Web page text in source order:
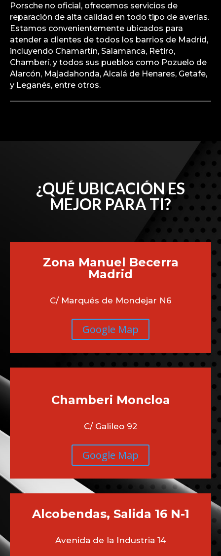
Porsche no oficial, ofrecemos servicios de
reparación de alta calidad en todo tipo de averías.
Estamos convenientemente ubicados para
atender a clientes de todos los barrios de Madrid,
incluyendo Chamartín, Salamanca, Retiro,
Chamberí, y todos sus pueblos como Pozuelo de
Alarcón, Majadahonda, Alcalá de Henares, Getafe,
y Leganés, entre otros.
¿QUÉ UBICACIÓN ES
MEJOR PARA TI?
Zona Manuel Becerra
Madrid
C/ Marqués de Mondejar N6
Google Map
Chamberi Moncloa
C/ Galileo 92
Google Map
Alcobendas, Salida 16 N-1
Avenida de la Industria 14